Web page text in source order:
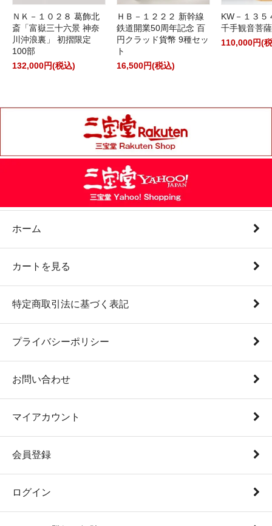
ＮＫ－１０２８ 葛飾北
斎「富嶽三十六景 神奈
川沖浪裏」 初摺限定
100部
132,000円(税込)
ＨＢ－１２２２ 新幹線
鉄道開業50周年記念 百
円クラッド貨幣 9種セッ
ト
16,500円(税込)
KW－１３
千手観音菩
110,000円(
ホーム
カートを見る
特定商取引法に基づく表記
プライバシーポリシー
お問い合わせ
マイアカウント
会員登録
ログイン